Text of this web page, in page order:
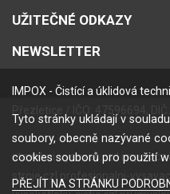
UŽITEČNÉ ODKAZY
NEWSLETTER
Tyto stránky ukládají v
soubory, obecně nazývané
cookies souborů pro použití
PŘEJÍT NA STRÁNKU
IMPOX - Čistící a úklidová
stavebni-vysavac.cz| impox.cz
stroje.cz
profesionalni-